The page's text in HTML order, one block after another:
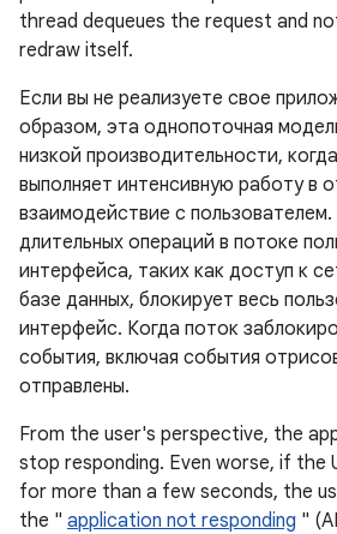
thread dequeues the request and
redraw itself.
Если вы не реализуете свое
образом, эта однопоточная
низкой производительности,
выполняет интенсивную работу в
взаимодействие с
длительных операций в потоке
интерфейса, таких как доступ к
базе данных, блокирует весь
интерфейс. Когда поток
события, включая события
отправлены.
From the user's perspective, the
stop responding. Even worse, if the
for more than a few seconds, the
the " application not responding "